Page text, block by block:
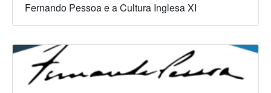
Fernando Pessoa e a Cultura Inglesa XI